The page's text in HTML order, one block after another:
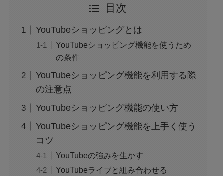
目次
YouTubeショッピングとは
YouTubeショッピング機能を使うため
の条件
YouTubeショッピング機能を利用する際
の注意点
YouTubeショッピング機能の使い方
YouTubeショッピング機能を上手く使う
コツ
YouTubeの強みを生かす
YouTubeライブと組み合わせる